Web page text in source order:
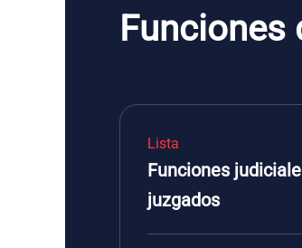
Funciones
Lista
Funciones
juzgados